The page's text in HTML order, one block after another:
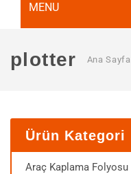
MENU
Hizmetlerimiz
MAĞAZA
plotter Ana Sayfa
Ürün Kategori
Araç Kaplama Folyosu